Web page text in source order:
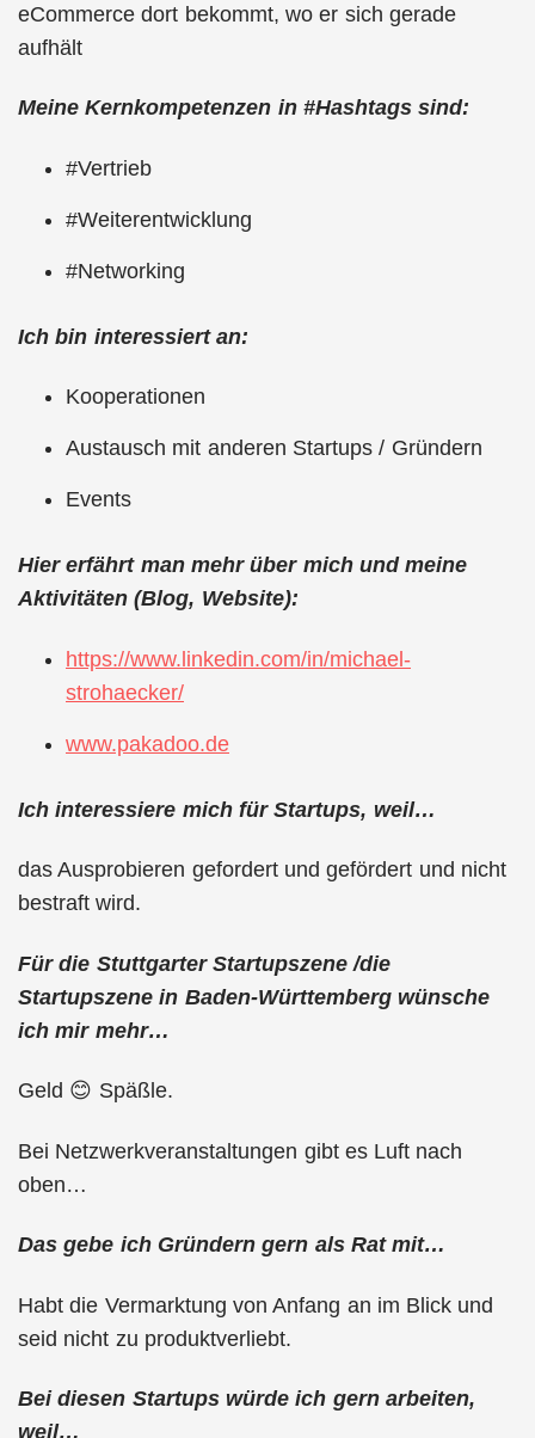
eCommerce dort bekommt, wo er sich gerade
aufhält
Meine Kernkompetenzen in #Hashtags sind:
#Vertrieb
#Weiterentwicklung
#Networking
Ich bin interessiert an:
Kooperationen
Austausch mit anderen Startups / Gründern
Events
Hier erfährt man mehr über mich und meine
Aktivitäten (Blog, Website):
https://www.linkedin.com/in/michael-
strohaecker/
www.pakadoo.de
Ich interessiere mich für Startups, weil…
das Ausprobieren gefordert und gefördert und nicht
bestraft wird.
Für die Stuttgarter Startupszene /die
Startupszene in Baden-Württemberg wünsche
ich mir mehr…
Geld 😊 Späßle.
Bei Netzwerkveranstaltungen gibt es Luft nach
oben…
Das gebe ich Gründern gern als Rat mit…
Habt die Vermarktung von Anfang an im Blick und
seid nicht zu produktverliebt.
Bei diesen Startups würde ich gern arbeiten,
weil…